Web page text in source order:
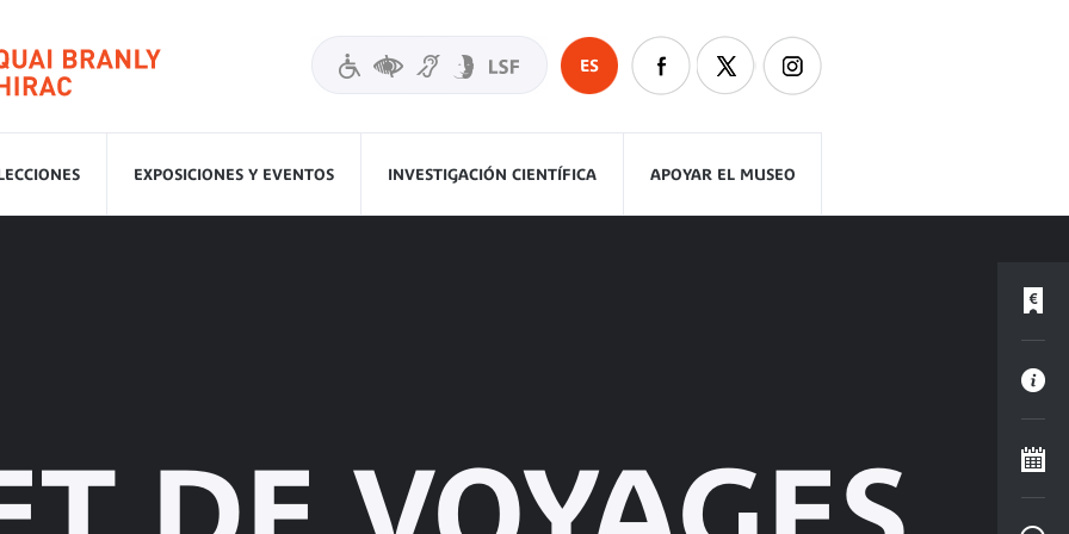
ES
EXPOSICIONES Y EVENTOS INVESTIGACIÓN CIENTÍFICA APOYAR EL MUSEO